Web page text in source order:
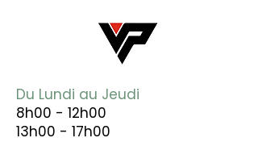
Du Lundi au Jeudi
8h00 - 12h00
13h00 - 17h00